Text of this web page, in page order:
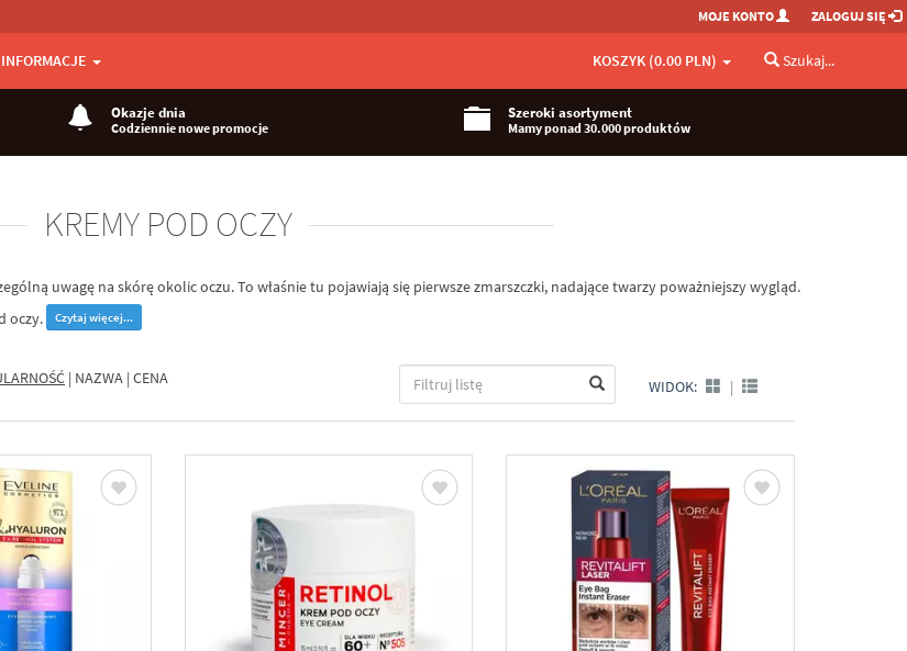
MOJE KONTO ZALOGUJ SIĘ
INFORMACJE KOSZYK (0.00 PLN) Szukaj...
Okazje dnia
Codziennie nowe promocje
Szeroki asortyment
Mamy ponad 30.000 produktów
KREMY POD OCZY
uwagę na skórę okolic oczu. To właśnie tu pojawiają się pierwsze zmarszczki, nadające twarzy poważniejszy wygląd.
oczy.
Czytaj więcej...
| NAZWA | CENA WIDOK: |